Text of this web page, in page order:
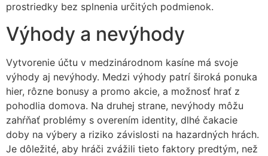
prostriedky bez splnenia určitých podmienok.
Výhody a nevýhody
Vytvorenie účtu v medzinárodnom kasíne má svoje
výhody aj nevýhody. Medzi výhody patrí široká ponuka
hier, rôzne bonusy a promo akcie, a možnosť hrať z
pohodlia domova. Na druhej strane, nevýhody môžu
zahŕňať problémy s overením identity, dlhé čakacie
doby na výbery a riziko závislosti na hazardných hrách.
Je dôležité, aby hráči zvážili tieto faktory predtým, než